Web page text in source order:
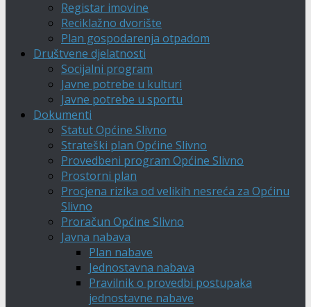
Registar imovine
Reciklažno dvorište
Plan gospodarenja otpadom
Društvene djelatnosti
Socijalni program
Javne potrebe u kulturi
Javne potrebe u sportu
Dokumenti
Statut Općine Slivno
Strateški plan Općine Slivno
Provedbeni program Općine Slivno
Prostorni plan
Procjena rizika od velikih nesreća za Općinu
Slivno
Proračun Općine Slivno
Javna nabava
Plan nabave
Jednostavna nabava
Pravilnik o provedbi postupaka
jednostavne nabave